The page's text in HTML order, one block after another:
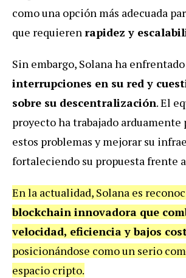
como una opción más adecuada
que requierenrapidez y
Sin embargo, Solana ha
interrupciones en su red y
sobre su descentralización. El
proyecto ha trabajado arduamente
estos problemas y mejorar su
fortaleciendo su propuesta frente
En la actualidad, Solana es
blockchain innovadora que
velocidad, eficiencia y bajos
posicionándose como un serio
espacio cripto.